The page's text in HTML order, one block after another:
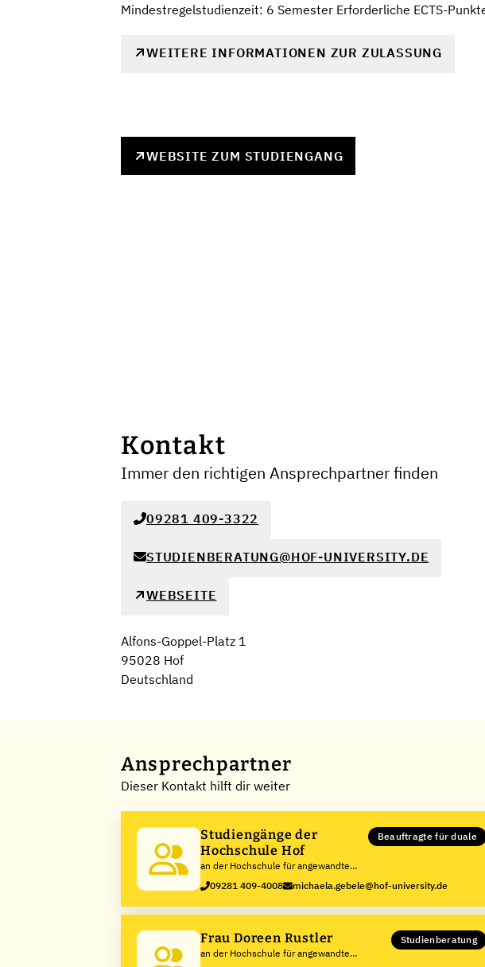
Mindestregelstudienzeit: 6 Semester Erforderliche ECTS-
WEITERE INFORMATIONEN ZUR ZULASSUNG
WEBSITE ZUM STUDIENGANG
Kontakt
Immer den richtigen Ansprechpartner finden
09281 409-3322
STUDIENBERATUNG@HOF-UNIVERSITY.DE
WEBSEITE
Alfons-Goppel-Platz 1
95028 Hof
Deutschland
Ansprechpartner
Dieser Kontakt hilft dir weiter
Studiengänge der
Hochschule Hof
an der Hochschule für angewandte
Wissenschaften Hof
Beauftragte für duale
09281 409-4008 michaela.gebele@hof-university.de
Frau Doreen Rustler
an der Hochschule für angewandte
Studienberatung